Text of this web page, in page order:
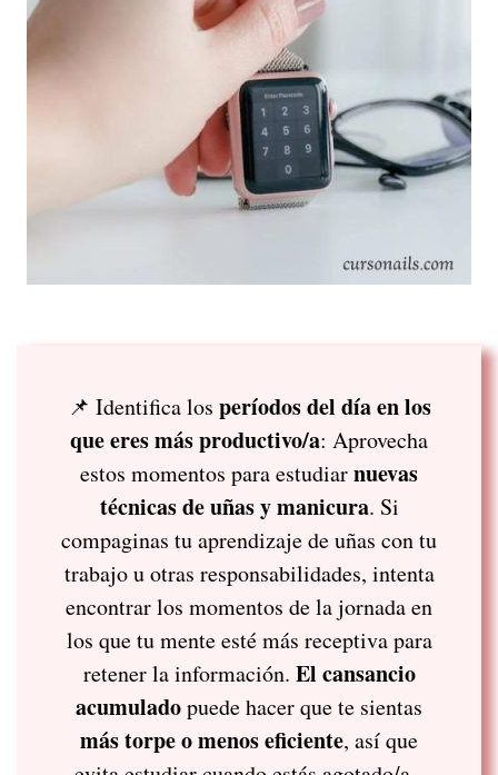
📌 Identifica los períodos del día en los
que eres más productivo/a: Aprovecha
estos momentos para estudiarnuevas
técnicas de uñas y manicura. Si
compaginas tu aprendizaje de uñas con tu
trabajo u otras responsabilidades, intenta
encontrar los momentos de la jornada en
los que tu mente esté más receptiva para
retener la información. El cansancio
acumuladopuede hacer que te sientas
más torpe o menos eficiente, así que